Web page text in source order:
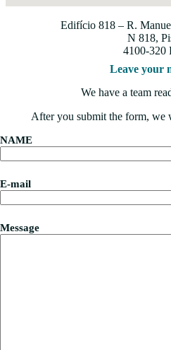
Edifício 818 – R.
N 818,
4100-320
Leave your
We have a team
After you submit the form,
NAME
E-mail
Message